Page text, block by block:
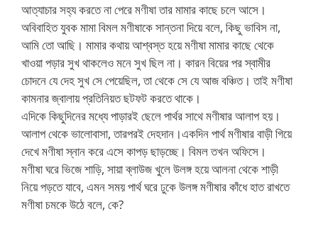
আত্যাচার সহ্য করতে না পেরে মণীষা তার মামার কাছে চলে আসে।
অবিবাহিত যুবক মামা বিমল মণীষাকে সান্তনা দিয়ে বলে, কিছু ভাবিস না,
আমি তো আছি। মামার কথায় আশ্বস্ত হয়ে মণীষা মামার কাছে থেকে
খাওয়া পড়ার সুখ থাকলেও মনে সুখ ছিল না। কারন বিয়ের পর স্বামীর
চোদনে যে দেহ সুখ সে পেয়েছিল, তা থেকে সে যে আজ বঞ্চিত। তাই মণীষা
কামনার জ্বালায় প্রতিনিয়ত ছটফট করতে থাকে।
এদিকে কিছুদিনের মধ্যে পাড়ারই ছেলে পার্থর সাথে মণীষার আলাপ হয়।
আলাপ থেকে ভালোবাসা, তারপরই দেহদান।একদিন পার্থ মণীষার বাড়ী গিয়ে
দেখে মণীষা স্নান করে এসে কাপড় ছাড়চ্ছে। বিমল তখন অফিসে।
মণীষা ঘরে ভিজে শাড়ি, সায়া ব্লাউজ খুলে উলঙ্গ হয়ে আলনা থেকে শাড়ী
নিয়ে পড়তে যাবে, এমন সময় পার্থ ঘরে ঢুকে উলঙ্গ মণীষার কাঁধে হাত রাখতে
মণীষা চমকে উঠে বলে, কে?